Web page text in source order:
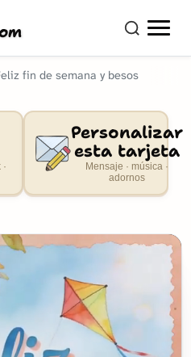
fin de semana y besos
Personalizar
esta tarjeta
Mensaje · música ·
adornos